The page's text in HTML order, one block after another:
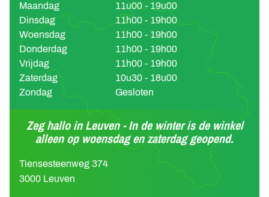
Maandag
11u00 - 19u00
Dinsdag
11h00 - 19h00
Woensdag
11h00 - 19h00
Donderdag
11h00 - 19h00
Vrijdag
11h00 - 19h00
Zaterdag
10u30 - 18u00
Zondag
Gesloten
Zeg hallo in Leuven - In de winter is de winkel
alleen op woensdag en zaterdag geopend.
Tiensesteenweg 374
3000 Leuven